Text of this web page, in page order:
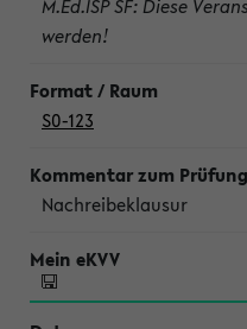
M.Ed.ISP SF: Diese
werden!
S0-123
Nachreibeklausur